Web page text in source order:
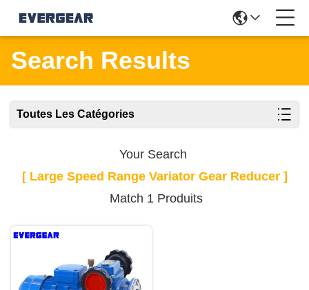
Search Results
Toutes Les Catégories
Your Search
[ Large Speed Range Variator Gear Reducer ]
Match 1 Produits